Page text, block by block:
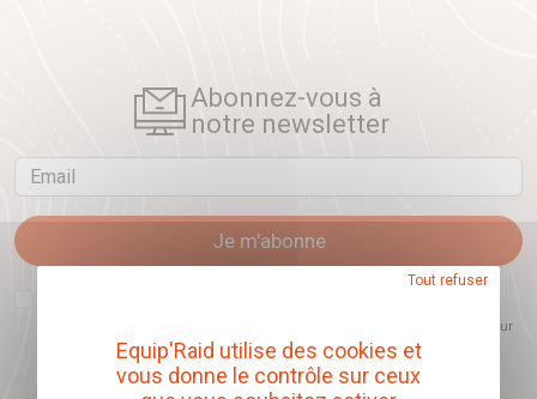
Abonnez-vous à
notre newsletter
Email
Je m'abonne
proposés. Ce choix est modifiable à tout moment et reste sans incidence sur
mon inscription.Equip'Raid utilise des cookies et
vous donne le contrôle sur ceux
Tout refuser